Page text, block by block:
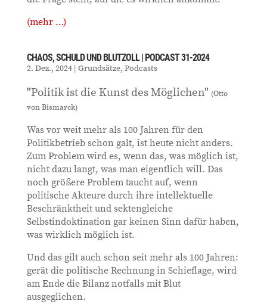
(mehr …)
CHAOS, SCHULD UND BLUTZOLL | PODCAST 31-2024
2. Dez., 2024| Grundsätze, Podcasts
"Politik ist die Kunst des Möglichen" (Otto
von Bismarck)
Was vor weit mehr als 100 Jahren für den
Politikbetrieb schon galt, ist heute nicht anders.
Zum Problem wird es, wenn das, was möglich ist,
nicht dazu langt, was man eigentlich will. Das
noch größere Problem taucht auf, wenn
politische Akteure durch ihre intellektuelle
Beschränktheit und sektengleiche
Selbstindoktination gar keinen Sinn dafür haben,
was wirklich möglich ist.
Und das gilt auch schon seit mehr als 100 Jahren:
gerät die politische Rechnung in Schieflage, wird
am Ende die Bilanz notfalls mit Blut
ausgeglichen.